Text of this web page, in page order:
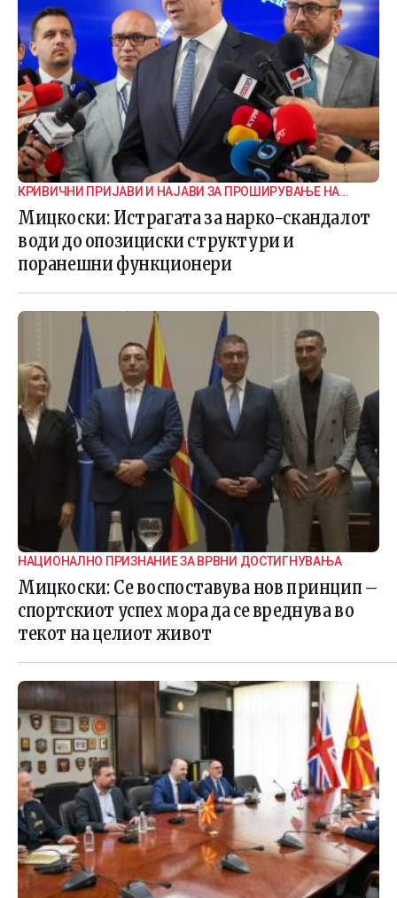
КРИВИЧНИ ПРИЈАВИ И НАЈАВИ ЗА ПРОШИРУВАЊЕ НА
ИСТРАГАТА
Мицкоски: Истрагата за нарко-скандалот
води до опозициски структури и
поранешни функционери
НАЦИОНАЛНО ПРИЗНАНИЕ ЗА ВРВНИ ДОСТИГНУВАЊА
Мицкоски: Се воспоставува нов принцип –
спортскиот успех мора да се вреднува во
текот на целиот живот